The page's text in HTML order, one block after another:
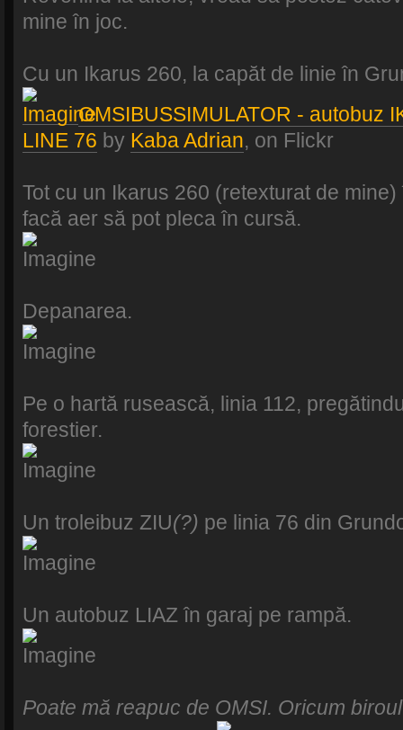
mine în joc.
Cu un Ikarus 260, la capăt de linie în
OMSIBUSSIMULATOR - autobuz
LINE 76 by Kaba Adrian, on Flickr
Tot cu un Ikarus 260 (retexturat de
facă aer să pot pleca în cursă.
Depanarea.
Pe o hartă rusească, linia 112,
forestier.
Un troleibuz ZIU(?) pe linia 76 din
Un autobuz LIAZ în garaj pe rampă.
Poate mă reapuc de OMSI. Oricum